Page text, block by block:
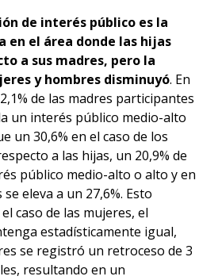
de interés público es la
en el área donde las hijas
a sus madres, pero la
y hombres disminuyó. En
de las madres participantes
un interés público medio-alto
un 30,6% en el caso de los
a las hijas, un 20,9% de
público medio-alto o alto y en
eleva a un 27,6%. Esto
caso de las mujeres, el
estadísticamente igual,
se registró un retroceso de 3
resultando en un